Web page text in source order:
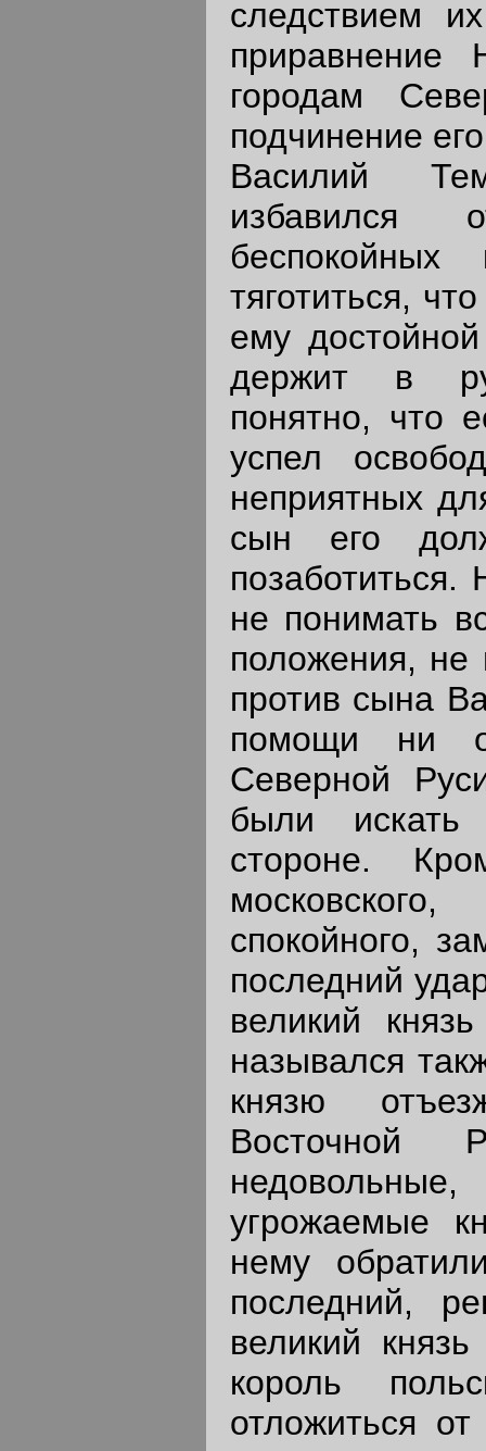
следствием
приравнение
городам
подчинение
Василий
избавился
тяготиться,
ему
держит в
понятно, что
успел
неприятных
сын его
не понимать
положения, не
против сына
помощи ни
Северной
были
стороне.
спокойного,
последний
великий
назывался
князю
Восточной
угрожаемые
нему
последний,
великий
король
отложиться